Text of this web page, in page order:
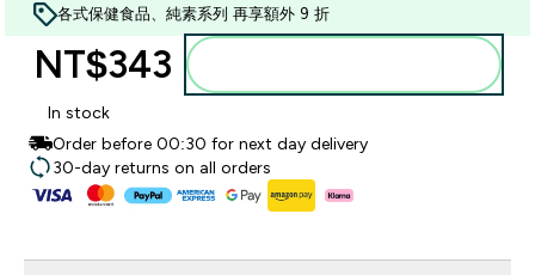
各式保健食品、純素系列 再享額外 9 折
NT$343‎
In stock
Order before 00:30 for next day delivery
30-day returns on all orders